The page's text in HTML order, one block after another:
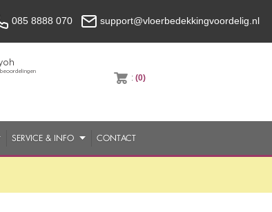
085 8888 070 support@vloerbedekkingvoordelig.nl
:(0)
SERVICE & INFO CONTACT